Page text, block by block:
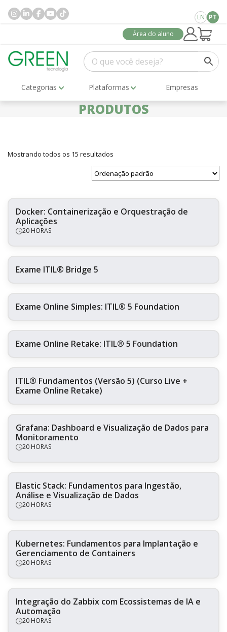
EN PT
Área do aluno
Categorias Plataformas Empresas
PRODUTOS
Mostrando todos os 15 resultados
Docker: Containerização e Orquestração de
Aplicações
20 HORAS
Exame ITIL® Bridge 5
Exame Online Simples: ITIL® 5 Foundation
Exame Online Retake: ITIL® 5 Foundation
ITIL® Fundamentos (Versão 5) (Curso Live +
Exame Online Retake)
Grafana: Dashboard e Visualização de Dados para
Monitoramento
20 HORAS
Elastic Stack: Fundamentos para Ingestão,
Análise e Visualização de Dados
20 HORAS
Kubernetes: Fundamentos para Implantação e
Gerenciamento de Containers
20 HORAS
Integração do Zabbix com Ecossistemas de IA e
Automação
20 HORAS